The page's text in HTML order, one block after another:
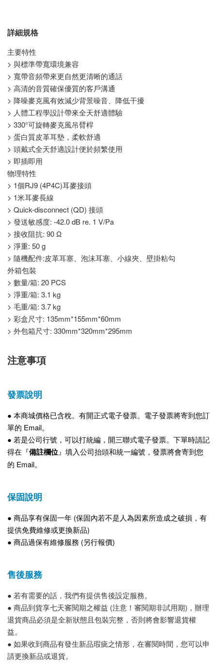
詳細規格
主要特性
> 與標準帶寬環境兼容
> 寬帶音頻帶來更自然更清晰的通話
> 高清的音質確保優質的客戶溝通
> 降噪麥克風有效減少背景噪音、降低干擾
> 人體工程學設計帶來全天舒適體驗
> 330°可旋轉麥克風吊臂桿
> 蛋白質皮革耳墊，柔軟舒適
> 頭戴式全天舒適設計便於頻繁使用
> 即插即用
物理特性
> 1個RJ9 (4P4C)耳麥接頭
> 1米耳麥長線
> Quick-disconnect (QD) 接頭
> 發送敏感度: -42.0 dB re. 1 V/Pa
> 接收阻抗: 90 Ω
> 淨重: 50 g
> 隨機配件:皮革耳塞、泡沫耳塞、小線夾、壁掛粘勾
外箱包裝
> 數量/箱: 20 PCS
> 淨重/箱: 3.1 kg
> 毛重/箱: 3.7 kg
> 彩盒尺寸: 135mm*155mm*60mm
> 外包箱尺寸: 330mm*320mm*295mm
注意事項
發票說明
● 本商城價格已含稅。有開正式電子發票。電子發票將寄到您訂
單的 Email。
● 若是公司行號，可以打統編，開三聯式電子發票。下單時請記
得在『備註欄位』填入公司抬頭和統一編號，發票將會寄到您
的 Email。
保固說明
● 商品享有保固一年 (保固內若不是人為因素所造成之破損，有
提供免費維修或更換新品)
● 商品過保有維修服務 (另行報價)
售後服務
● 若有需要的話，我們有提供售後設定服務。
● 商品到貨享七天審閱期之權益 (注意！審閱期非試用期)，辦理
退貨商品必須是全新狀態且包裝完整，否則將會影響退貨權
益。
● 如果收到商品有發生新品瑕疵之情形，在審閱時間，您可以申
請更換新品或退貨。